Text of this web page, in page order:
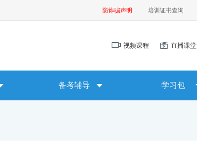
防诈骗声明 培训证书查询
视频课程 直播课堂
备考辅导 学习包